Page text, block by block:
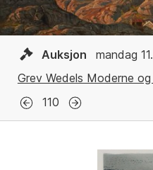
Auksjon
mandag
Grev Wedels Moderne og
110